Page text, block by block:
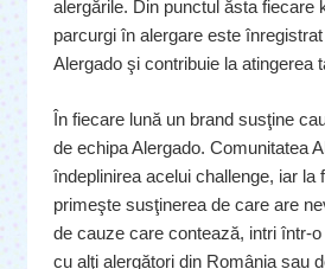
alergările. Din punctul ăsta fiecare
parcurgi în alergare este
Alergado şi contribuie la atingerea
În fiecare lună un brand susţine
de echipa Alergado. Comunitatea
îndeplinirea acelui challenge, iar la
primeşte susţinerea de care are
de cauze care contează, intri într-
cu alţi alergători din România sau